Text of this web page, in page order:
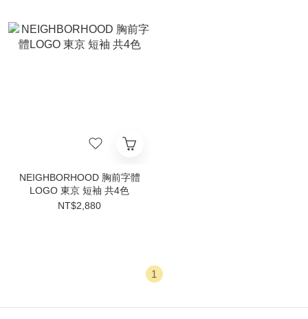
NEIGHBORHOOD 胸前字體
LOGO 東京 短袖 共4色
NT$2,880
1